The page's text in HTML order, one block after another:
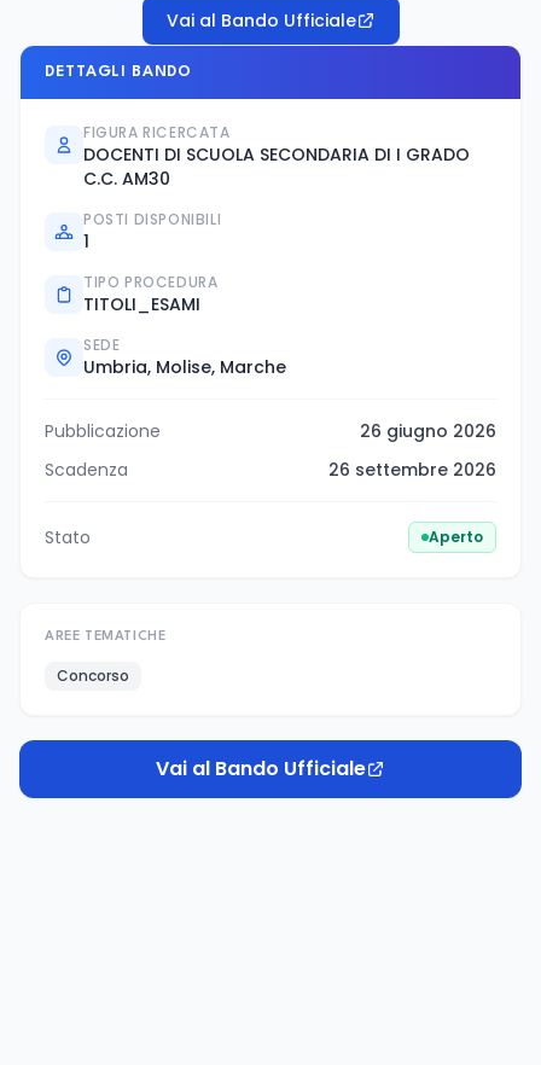
Vai al Bando Ufficiale
DETTAGLI BANDO
FIGURA RICERCATA
DOCENTI DI SCUOLA SECONDARIA DI I GRADO
C.C. AM30
POSTI DISPONIBILI
1
TIPO PROCEDURA
TITOLI_ESAMI
SEDE
Umbria, Molise, Marche
Pubblicazione
26 giugno 2026
Scadenza
26 settembre 2026
Stato Aperto
AREE TEMATICHE
Concorso
Vai al Bando Ufficiale